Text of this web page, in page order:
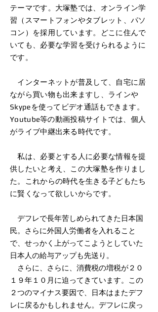
テーマです。大塚塾では、オンライン学
習（スマートフォンやタブレット、パソ
コン）を採用しています。どこに住んで
いても、必要な学習を受けられるように
です。
インターネットが普及して、自宅に居
ながら買い物も出来ますし、ラインや
Skypeを使ってビデオ通話もできます。
Youtube等の動画投稿サイトでは、個人
がライブ中継出来る時代です。
私は、必要とする人に必要な情報を提
供したいと考え、この大塚塾を作りまし
た。これからの時代を生きる子どもたち
に賢くなって欲しいからです。
デフレで長年苦しめられてきた日本国
民。さらに外国人労働者を入れること
で、せっかく上がってこようとしていた
日本人の給与アップも先送り。
さらに、さらに、消費税の増税が２０
１９年１０月に迫ってきています。この
２つのマイナス要因で、日本はまたデフ
レに戻るかもしれません。デフレに戻っ